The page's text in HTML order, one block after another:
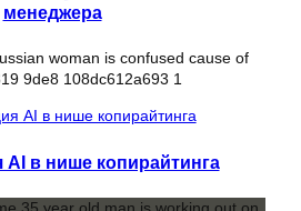
менеджера
AI в нише копирайтинга